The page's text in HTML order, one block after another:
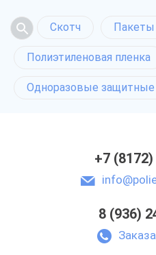
Скотч Пакеты
Полиэтиленовая пленка
Одноразовые защитные
+7
8 (936)